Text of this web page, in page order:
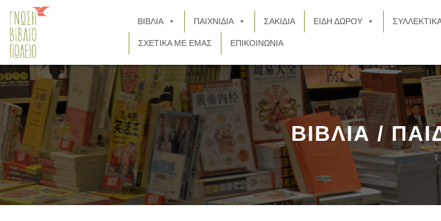
ΒΙΒΛΙΑ ΠΑΙΧΝΙΔΙΑ ΣΑΚΙΔΙΑ ΕΙΔΗ ΔΩΡΟΥ
ΣΧΕΤΙΚΑ ΜΕ ΕΜΑΣ ΕΠΙΚΟΙΝΩΝΙΑ
ΒΙΒΛΙΑ /